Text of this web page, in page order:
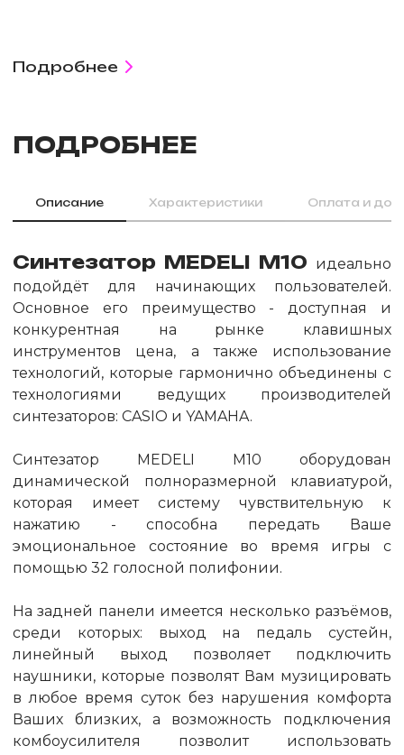
Подробнее
ПОДРОБНЕЕ
Описание Характеристики Оплата и
Cинтезатор MEDELI M10 идеально
подойдёт для начинающих пользователей.
Основное его преимущество - доступная и
конкурентная на рынке клавишных
инструментов цена, а также использование
технологий, которые гармонично объединены с
технологиями ведущих производителей
синтезаторов: CASIO и YAMAHA.
Синтезатор MEDELI M10 оборудован
динамической полноразмерной клавиатурой,
которая имеет систему чувствительную к
нажатию - способна передать Ваше
эмоциональное состояние во время игры с
помощью 32 голосной полифонии.
На задней панели имеется несколько разъёмов,
среди которых: выход на педаль сустейн,
линейный выход позволяет подключить
наушники, которые позволят Вам музицировать
в любое время суток без нарушения комфорта
Ваших близких, а возможность подключения
комбоусилителя позволит использовать